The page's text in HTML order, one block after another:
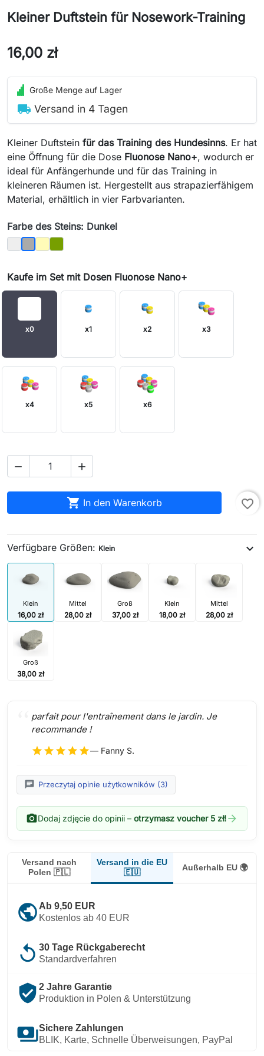
Kleiner Duftstein für Nosework-Training
16,00 zł
Große Menge auf Lager
local_shipping Versand in 4 Tagen
Kleiner Duftstein für das Training des Hundesinns. Er hat
eine Öffnung für die Dose Fluonose Nano+, wodurch er
ideal für Anfängerhunde und für das Training in
kleineren Räumen ist. Hergestellt aus strapazierfähigem
Material, erhältlich in vier Farbvarianten.
Farbe des Steins: Dunkel
HelleDunkel
Sandfarben
Moos
Kaufe im Set mit Dosen Fluonose Nano+
x0 x1 x2 x3
x4 x5 x6
 
 In den Warenkorb favorite_border
Verfügbare Größen: Klein expand_more
Klein
16,00 zł
Mittel
28,00 zł
Groß
37,00 zł
Klein
18,00 zł
Mittel
28,00 zł
Groß
38,00 zł
parfait pour l'entraînement dans le jardin. Je
recommande !
star star star star star— Fanny S.
chat Przeczytaj opinie użytkowników (3)
photo_cameraDodaj zdjęcie do opinii – otrzymasz voucher 5 zł!arrow_forward
Versand nach
Polen 🇵🇱
Versand in die EU
🇪🇺
Außerhalb EU 🌍
public Ab 9,50 EUR
Kostenlos ab 40 EUR
replay 30 Tage Rückgaberecht
Standardverfahren
verified_user 2 Jahre Garantie
Produktion in Polen & Unterstützung
paymentsSichere Zahlungen
BLIK, Karte, Schnelle Überweisungen, PayPal